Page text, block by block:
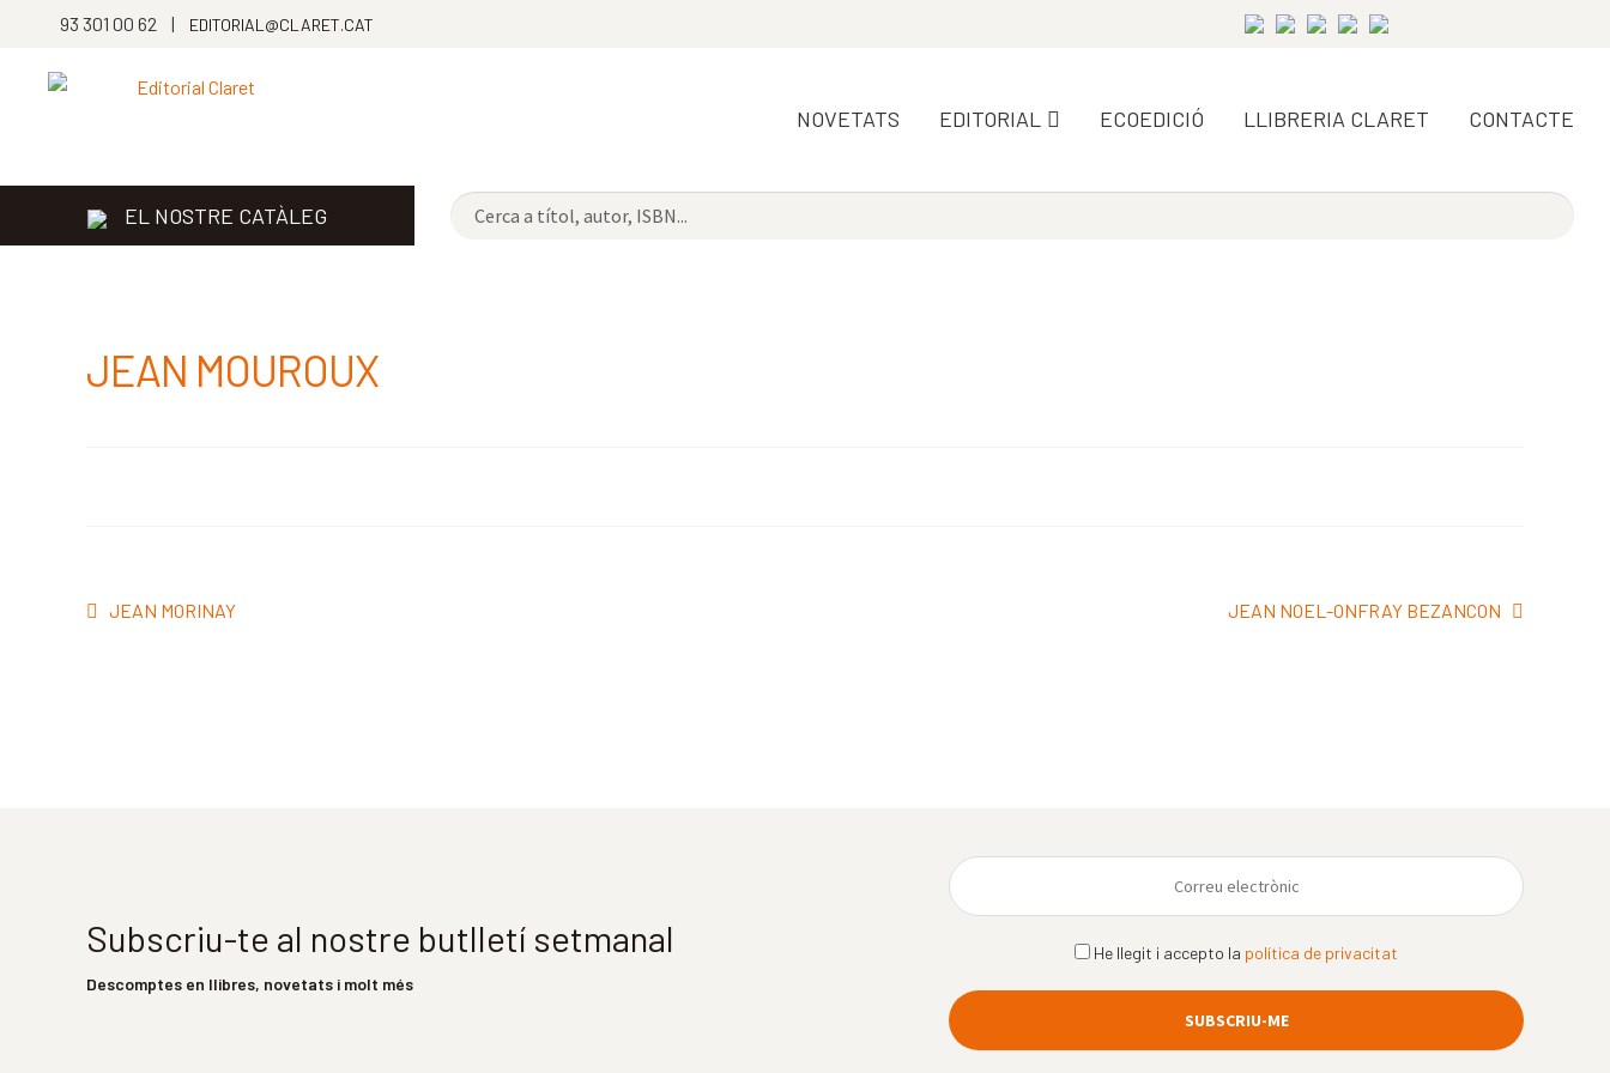
93 301 00 62 | EDITORIAL@CLARET.CAT
NOVETATS EDITORIAL ECOEDICIÓ LLIBRERIA CLARET CONTACTE
EL NOSTRE CATÀLEG
JEAN MOUROUX
Navegació
Entrada
JEAN MORINAY
Pròxima
JEAN NOEL-ONFRAY BEZANCON
Subscriu-te al nostre butlletí setmanal
Descomptes en llibres, novetats i molt més
He llegit i accepto la política de privacitat